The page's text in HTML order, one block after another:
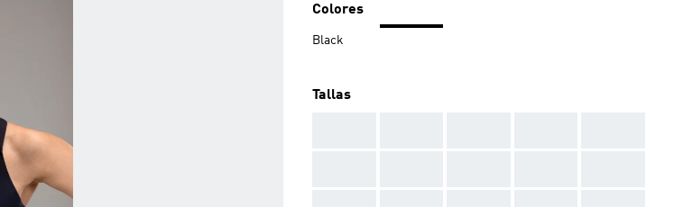
Colores
Black
Tallas